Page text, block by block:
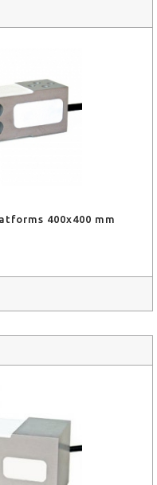
400x400 mm